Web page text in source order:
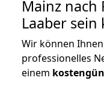
Mainz
Laaber sein
Wir können
professionelles
einem